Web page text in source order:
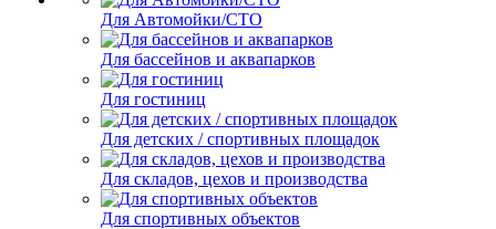
Для Автомойки/СТО
Для бассейнов и аквапарков
Для гостиниц
Для детских / спортивных площадок
Для складов, цехов и производства
Для спортивных объектов